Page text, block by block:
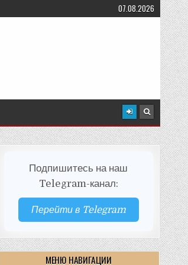
07.08.2026
Подпишитесь на наш
Telegram-канал:
Перейти в Telegram
МЕНЮ НАВИГАЦИИ